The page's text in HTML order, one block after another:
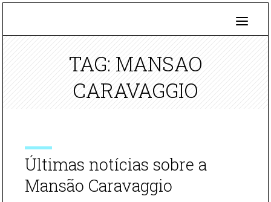
TAG: MANSAO
CARAVAGGIO
Últimas notícias sobre a
Mansão Caravaggio